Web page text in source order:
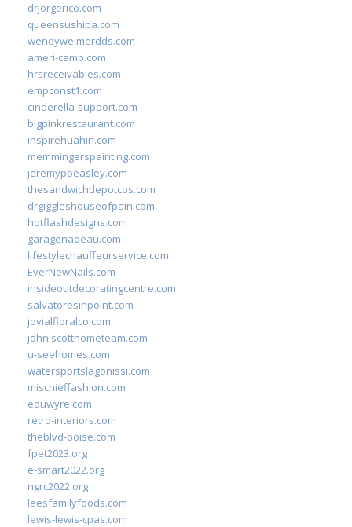
drjorgerico.com
queensushipa.com
wendyweimerdds.com
ameri-camp.com
hrsreceivables.com
empconst1.com
cinderella-support.com
bigpinkrestaurant.com
inspirehuahin.com
memmingerspainting.com
jeremypbeasley.com
thesandwichdepotcos.com
drgiggleshouseofpain.com
hotflashdesigns.com
garagenadeau.com
lifestylechauffeurservice.com
EverNewNails.com
insideoutdecoratingcentre.com
salvatoresinpoint.com
jovialfloralco.com
johnlscotthometeam.com
u-seehomes.com
watersportslagonissi.com
mischieffashion.com
eduwyre.com
retro-interiors.com
theblvd-boise.com
fpet2023.org
e-smart2022.org
ngrc2022.org
leesfamilyfoods.com
lewis-lewis-cpas.com